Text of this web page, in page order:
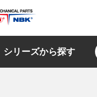
シリーズから探す